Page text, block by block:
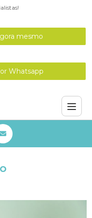
mesmo
Whatsapp